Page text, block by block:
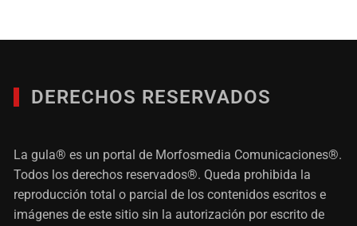
DERECHOS RESERVADOS
La gula® es un portal de Morfosmedia Comunicaciones®.
Todos los derechos reservados®. Queda prohibida la
reproducción total o parcial de los contenidos escritos e
imágenes de este sitio sin la autorización por escrito de